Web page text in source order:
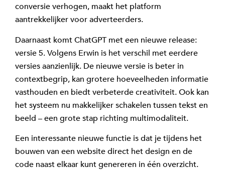
conversie verhogen, maakt het platform
aantrekkelijker voor adverteerders.
Daarnaast komt ChatGPT met een nieuwe release:
versie 5. Volgens Erwin is het verschil met eerdere
versies aanzienlijk. De nieuwe versie is beter in
contextbegrip, kan grotere hoeveelheden informatie
vasthouden en biedt verbeterde creativiteit. Ook kan
het systeem nu makkelijker schakelen tussen tekst en
beeld – een grote stap richting multimodaliteit.
Een interessante nieuwe functie is dat je tijdens het
bouwen van een website direct het design en de
code naast elkaar kunt genereren in één overzicht.